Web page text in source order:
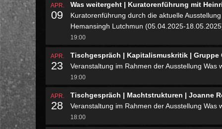
APR.
09
Was weitergeht | Kuratorenführung mit
Kuratorenführung durch die aktuelle
Hemansingh Lutchmun (05.04.2025-
19:00
APR.
23
Tischgespräch | Kapitalismuskritik |
Veranstaltung im Rahmen der Ausstellung Was
19:00
APR.
28
Tischgespräch | Machtstrukturen | Joanne
Veranstaltung im Rahmen der Ausstellung Was
18:00